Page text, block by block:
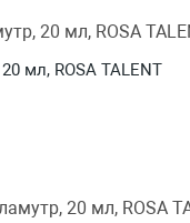
мл, ROSA TALENT